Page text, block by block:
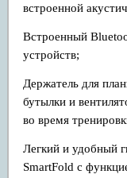
встроенной
Встроенный
устройств;
Держатель для
бутылки и
во время
Легкий и удобный
SmartFold с